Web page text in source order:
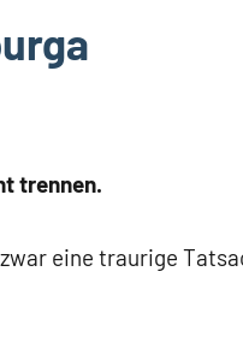
trennen.
eine traurige